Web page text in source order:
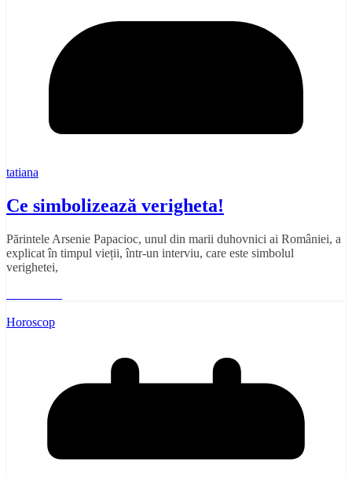
tatiana
Ce simbolizează verigheta!
Părintele Arsenie Papacioc, unul din marii duhovnici ai României, a
explicat în timpul vieții, într-un interviu, care este simbolul
verighetei,
Horoscop